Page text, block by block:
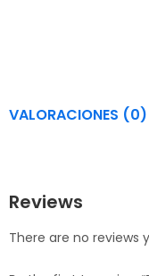
VALORACIONES (0)
Reviews
There are no reviews